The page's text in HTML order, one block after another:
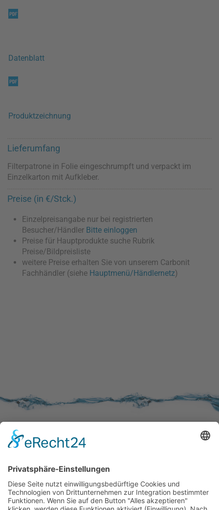
Datenblatt
Produktzeichnung
Lieferumfang
Filterpatrone in Folie eingeschrumpft und verpackt im
Einzelkarton mit Aufkleber.
Preise (in €/Stck.)
Einzelpreisangabe nur bei registrierten
Besucher/Händler Bitte einloggen
Preise für Hauptprodukte suche Rubrik
Preise/Bildpreisliste
weitere Preise erhalten Sie von unserem Carbonit
Fachhändler (siehe Hauptmenü/Händlernetz)
Kundenzufriedenheit
WISSENSWERTES
Broschüren
Aktivkohle